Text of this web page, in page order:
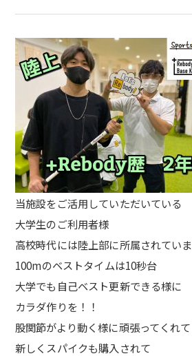
当施設をご活用していただいている
大学生のご利用者様
高校時代には陸上部に所属されていま
100mのベストタイムは10秒台
大学でも自己ベスト更新できる様に
カラダ作りを！！
股関節がより動く様に頑張ってくれて
新しくスパイクも購入されて